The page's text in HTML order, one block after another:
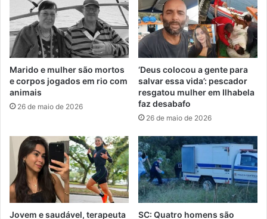
Marido e mulher são mortos
e corpos jogados em rio com
animais
26 de maio de 2026
‘Deus colocou a gente para
salvar essa vida’: pescador
resgatou mulher em Ilhabela
faz desabafo
26 de maio de 2026
Jovem e saudável, terapeuta
SC: Quatro homens são